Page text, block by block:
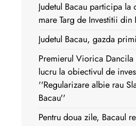
Judetul Bacau participa la
mare Targ de Investitii din
Judetul Bacau, gazda
Premierul Viorica
lucru la obiectivul de
''Regularizare albie rau
Bacau''
Pentru doua zile, Bacaul